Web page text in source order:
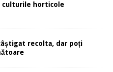
culturile horticole
recolta, dar poți